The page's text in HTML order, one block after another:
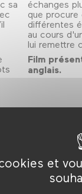
et
sa
échanges
que
différentes
au cours
lui remettre
Film
anglais.
Un